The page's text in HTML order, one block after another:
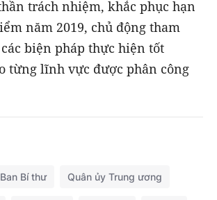
trách nhiệm, khắc phục hạn
năm 2019, chủ động tham
biện pháp thực hiện tốt
từng lĩnh vực được phân công
Ban Bí thư Quân ủy Trung ương